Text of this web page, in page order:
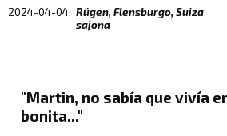
2024-04-04: Rügen, Flensburgo, Suiza
sajona
"Martin, no sabía que vivía
bonita..."